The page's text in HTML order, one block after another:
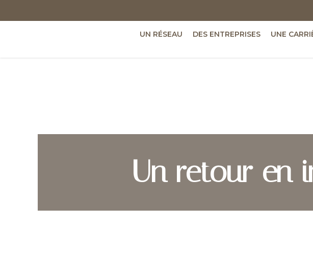
UN RÉSEAU DES ENTREPRISES UNE
Un retour en